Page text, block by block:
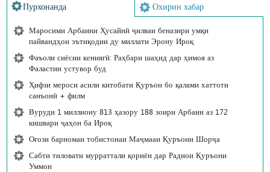
Пурхонанда Охирин хабар
Маросими Арбаини Ҳусайнӣ ҷилваи беназири умқи
пайвандҳои эътиқодии ду миллати Эрону Ироқ
Фаъоли сиёсии кениягӣ: Раҳбари шаҳид дар ҳимоя аз
Фаластин устувор буд
Ҳифзи мероси асили китобати Қуръон бо қалами хаттоти
санъонӣ + филм
Вуруди 1 миллиону 813 ҳазору 188 зоири Арбаин аз 172
кишвари ҷаҳон ба Ироқ
Оғози барномаи тобистонаи Маҷмааи Қуръони Шорҷа
Сабти тиловати мурраттали қориён дар Радиои Қуръони
Уммон